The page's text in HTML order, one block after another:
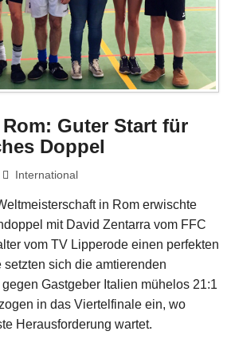
Guter Start für
Doppel
International
in Rom erwischte
mit David Zentarra vom FFC
vom TV Lipperode einen perfekten
setzten sich die amtierenden
Gastgeber Italien mühelos 21:1
in das Viertelfinale ein, wo
Herausforderung wartet.